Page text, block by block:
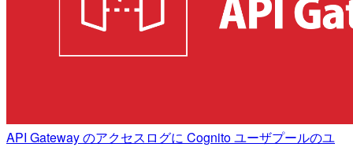
API Gateway のアクセスログに Cognito ユーザプールのユ